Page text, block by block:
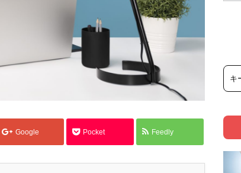
Google Pocket Feedly